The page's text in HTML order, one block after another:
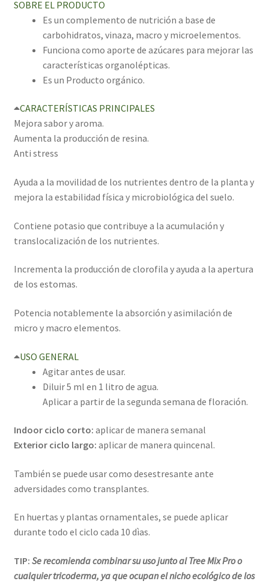
SOBRE EL PRODUCTO
Es un complemento de nutrición a base de
carbohidratos, vinaza, macro y microelementos.
Funciona como aporte de azúcares para mejorar las
características organolépticas.
Es un Producto orgánico.
CARACTERÍSTICAS PRINCIPALES
Mejora sabor y aroma.
Aumenta la producción de resina.
Anti stress
Ayuda a la movilidad de los nutrientes dentro de la planta y
mejora la estabilidad física y microbiológica del suelo.
Contiene potasio que contribuye a la acumulación y
translocalización de los nutrientes.
Incrementa la producción de clorofila y ayuda a la apertura
de los estomas.
Potencia notablemente la absorción y asimilación de
micro y macro elementos.
USO GENERAL
Agitar antes de usar.
Diluir 5 ml en 1 litro de agua.
Aplicar a partir de la segunda semana de floración.
Indoor ciclo corto: aplicar de manera semanal
Exterior ciclo largo: aplicar de manera quincenal.
También se puede usar como desestresante ante
adversidades como transplantes.
En huertas y plantas ornamentales, se puede aplicar
durante todo el ciclo cada 10 dìas.
TIP: Se recomienda combinar su uso junto al Tree Mix Pro o
cualquier tricoderma, ya que ocupan el nicho ecológico de los